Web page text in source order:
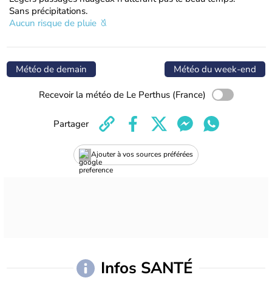
Sans précipitations.
Aucun risque de pluie
Météo de demain Météo du week-end
Recevoir la météo de Le Perthus (France)
Ajouter à vos sources préférées
Partager
Infos SANTÉ